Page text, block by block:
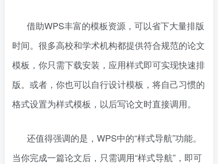
借助WPS丰富的模板资源，可以省下大量排版
时间。很多高校和学术机构都提供符合规范的论文
模板，你只需下载安装，应用样式即可实现快速排
版。或者，你也可以自行设计模板，将自己习惯的
格式设置为样式模板，以后写论文时直接调用。
还值得强调的是，WPS中的“样式导航”功能。
当你完成一篇论文后，只需调用“样式导航”，即可